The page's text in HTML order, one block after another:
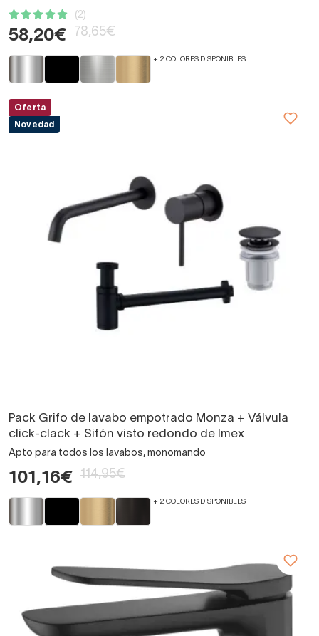
(2)
58,20€ 78,65€
+ 2 COLORES DISPONIBLES
Oferta
Novedad
Pack Grifo de lavabo empotrado Monza + Válvula
click-clack + Sifón visto redondo de Imex
Apto para todos los lavabos, monomando
101,16€ 114,95€
+ 2 COLORES DISPONIBLES